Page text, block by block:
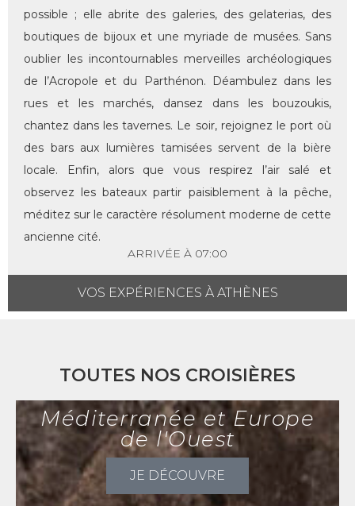
possible ; elle abrite des galeries, des gelaterias, des
boutiques de bijoux et une myriade de musées. Sans
oublier les incontournables merveilles archéologiques
de l’Acropole et du Parthénon. Déambulez dans les
rues et les marchés, dansez dans les bouzoukis,
chantez dans les tavernes. Le soir, rejoignez le port où
des bars aux lumières tamisées servent de la bière
locale. Enfin, alors que vous respirez l’air salé et
observez les bateaux partir paisiblement à la pêche,
méditez sur le caractère résolument moderne de cette
ancienne cité.
ARRIVÉE À 07:00
VOS EXPÉRIENCES À ATHÈNES
TOUTES NOS CROISIÈRES
Méditerranée et Europe
de l'Ouest
JE DÉCOUVRE